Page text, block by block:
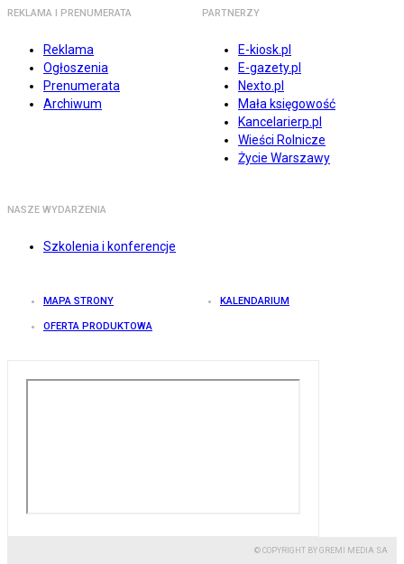
REKLAMA I PRENUMERATA
Reklama
Ogłoszenia
Prenumerata
Archiwum
PARTNERZY
E-kiosk.pl
E-gazety.pl
Nexto.pl
Mała księgowość
Kancelarierp.pl
Wieści Rolnicze
Życie Warszawy
NASZE WYDARZENIA
Szkolenia i konferencje
MAPA STRONY KALENDARIUM
OFERTA PRODUKTOWA
© COPYRIGHT BY GREMI MEDIA SA